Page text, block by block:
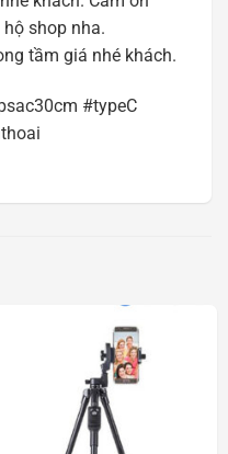
shop nha.
tầm giá nhé khách.
#typeC